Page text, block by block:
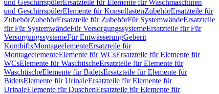
und GeschirrspülerErsatzteile für Elemente für Waschmaschinen
und GeschirrspülerElemente für KonsollastenZubehörErsatzteile für
ZubehörZubehörErsatzteile für ZubehörFür SystemwändeErsatzteile
für Für SystemwändeFür VersorgungssystemeErsatzteile für Für
VersorgungssystemeFür EntwässerungGeberit
KombifixMontageelementeErsatzteile für
MontageelementeElemente für WCsErsatzteile für Elemente für
WCsElemente für WaschtischeErsatzteile für Elemente für
WaschtischeElemente für BidetsErsatzteile für Elemente für
BidetsElemente für UrinaleErsatzteile für Elemente für
UrinaleElemente für DuschenErsatzteile für Elemente für